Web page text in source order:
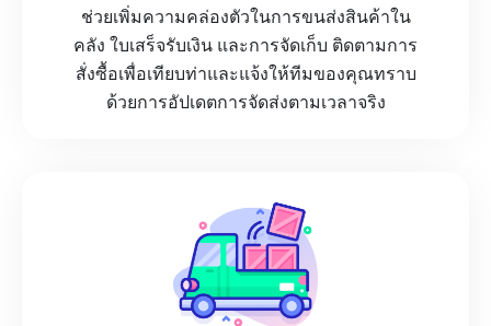
ช่วยเพิ่มความคล่องตัวในการขนส่งสินค้าใน
คลัง ใบเสร็จรับเงิน และการจัดเก็บ ติดตามการ
สั่งซื้อเพื่อเทียบท่าและแจ้งให้ทีมของคุณทราบ
ด้วยการอัปเดตการจัดส่งตามเวลาจริง